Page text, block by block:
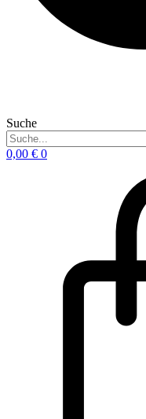
Suche
0,00 € 0